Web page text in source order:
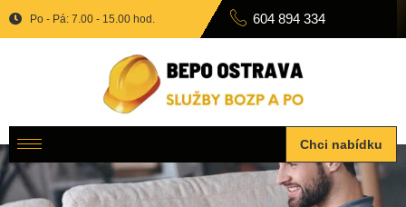
Po - Pá: 7.00 - 15.00 hod. 604 894 334
Chci nabídku